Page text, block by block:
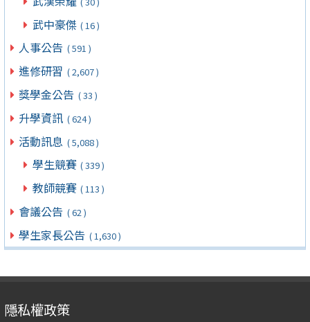
武中豪傑 ( 16 )
人事公告 ( 591 )
進修研習 ( 2,607 )
獎學金公告 ( 33 )
升學資訊 ( 624 )
活動訊息 ( 5,088 )
學生競賽 ( 339 )
教師競賽 ( 113 )
會議公告 ( 62 )
學生家長公告 ( 1,630 )
隱私權政策